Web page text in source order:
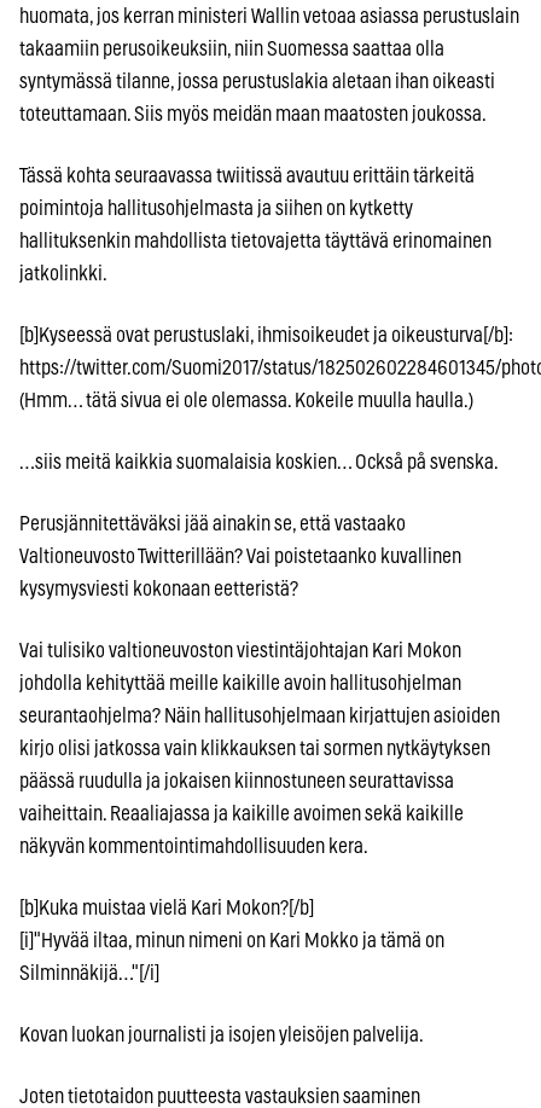
huomata, jos kerran ministeri Wallin vetoaa asiassa perustuslain
takaamiin perusoikeuksiin, niin Suomessa saattaa olla
syntymässä tilanne, jossa perustuslakia aletaan ihan oikeasti
toteuttamaan. Siis myös meidän maan maatosten joukossa.
Tässä kohta seuraavassa twiitissä avautuu erittäin tärkeitä
poimintoja hallitusohjelmasta ja siihen on kytketty
hallituksenkin mahdollista tietovajetta täyttävä erinomainen
jatkolinkki.
[b]Kyseessä ovat perustuslaki, ihmisoikeudet ja oikeusturva[/b]:
https://twitter.com/Suomi2017/status/182502602284601345/
(Hmm… tätä sivua ei ole olemassa. Kokeile muulla haulla.)
…siis meitä kaikkia suomalaisia koskien… Också på svenska.
Perusjännitettäväksi jää ainakin se, että vastaako
Valtioneuvosto Twitterillään? Vai poistetaanko kuvallinen
kysymysviesti kokonaan eetteristä?
Vai tulisiko valtioneuvoston viestintäjohtajan Kari Mokon
johdolla kehityttää meille kaikille avoin hallitusohjelman
seurantaohjelma? Näin hallitusohjelmaan kirjattujen asioiden
kirjo olisi jatkossa vain klikkauksen tai sormen nytkäytyksen
päässä ruudulla ja jokaisen kiinnostuneen seurattavissa
vaiheittain. Reaaliajassa ja kaikille avoimen sekä kaikille
näkyvän kommentointimahdollisuuden kera.
[b]Kuka muistaa vielä Kari Mokon?[/b]
[i]"Hyvää iltaa, minun nimeni on Kari Mokko ja tämä on
Silminnäkijä…"[/i]
Kovan luokan journalisti ja isojen yleisöjen palvelija.
Joten tietotaidon puutteesta vastauksien saaminen